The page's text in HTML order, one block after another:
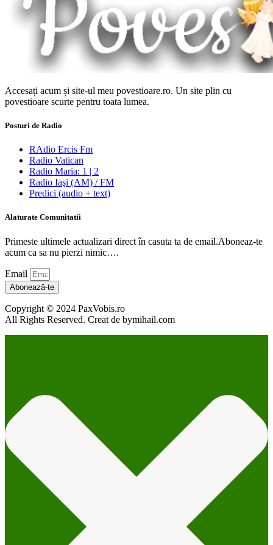
Accesați acum și site-ul meu povestioare.ro. Un site plin cu
povestioare scurte pentru toata lumea.
Posturi de Radio
RAdio Ercis Fm
Radio Vatican
Radio Maria: 1 | 2
Radio Iaşi (AM) / FM
Predici (audio + text)
Alaturate Comunitatii
Primeste ultimele actualizari direct în casuta ta de email.Aboneaz-te
acum ca sa nu pierzi nimic….
Email
Abonează-te
Copyright © 2024 PaxVobis.ro
All Rights Reserved. Creat de bymihail.com